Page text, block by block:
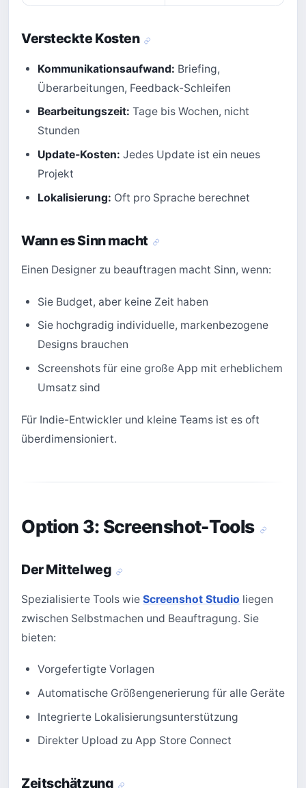
Versteckte Kosten
Kommunikationsaufwand: Briefing,
Überarbeitungen, Feedback-Schleifen
Bearbeitungszeit: Tage bis Wochen, nicht
Stunden
Update-Kosten: Jedes Update ist ein neues
Projekt
Lokalisierung: Oft pro Sprache berechnet
Wann es Sinn macht
Einen Designer zu beauftragen macht Sinn, wenn:
Sie Budget, aber keine Zeit haben
Sie hochgradig individuelle, markenbezogene
Designs brauchen
Screenshots für eine große App mit erheblichem
Umsatz sind
Für Indie-Entwickler und kleine Teams ist es oft
überdimensioniert.
Option 3: Screenshot-Tools
Der Mittelweg
Spezialisierte Tools wieScreenshot Studio liegen
zwischen Selbstmachen und Beauftragung. Sie
bieten:
Vorgefertigte Vorlagen
Automatische Größengenerierung für alle Geräte
Integrierte Lokalisierungsunterstützung
Direkter Upload zu App Store Connect
Zeitschätzung